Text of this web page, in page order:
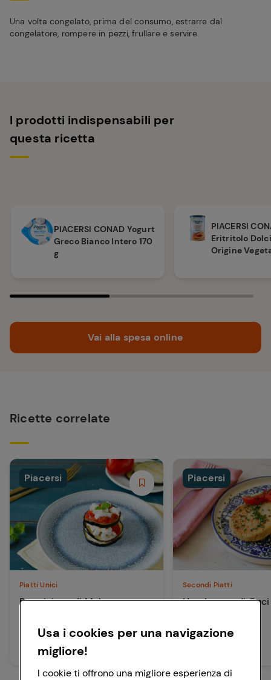
Una volta congelato, prima del consumo, estrarre dal
congelatore, rompere in pezzi, frullare e servire.
I prodotti indispensabili per
questa ricetta
PIACERSI CONAD Yogurt
Greco Bianco Intero 170
g
PIACERSI
Eritritolo
Origine
Vai alla spesa online
Ricette correlate
Piacersi
Piatti Unici
Parmigiana di Melanzane
35 min Facile
Piacersi
Secondi Piatti
Hamburger di
Usa i cookies per una navigazione
migliore!
I cookie ti offrono una migliore esperienza di